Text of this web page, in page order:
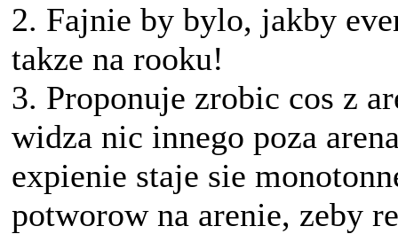
2. Fajnie by bylo, jakby
takze na rooku!
3. Proponuje zrobic cos z
widza nic innego poza
expienie staje sie
potworow na arenie, zeby